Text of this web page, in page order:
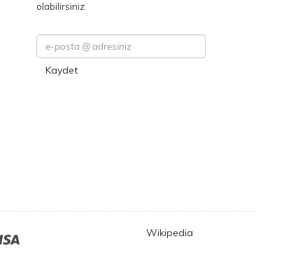
olabilirsiniz
Kaydet
Wikipedia